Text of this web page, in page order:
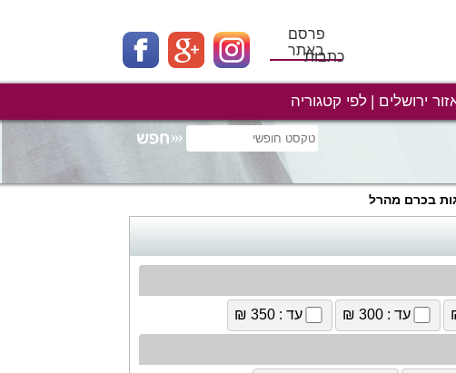
פרסם
באתרכתבות
ירושלים לפי קטגוריה
בכרם מהרל
עד : 300 ₪ עד : 350 ₪